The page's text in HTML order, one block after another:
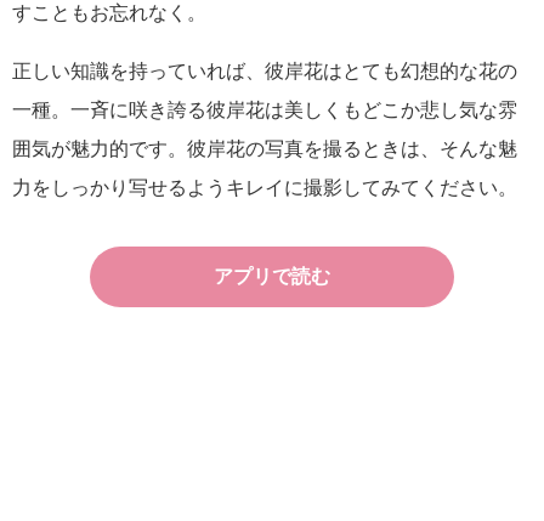
すこともお忘れなく。
正しい知識を持っていれば、彼岸花はとても幻想的な花の
一種。一斉に咲き誇る彼岸花は美しくもどこか悲し気な雰
囲気が魅力的です。彼岸花の写真を撮るときは、そんな魅
力をしっかり写せるようキレイに撮影してみてください。
アプリで読む